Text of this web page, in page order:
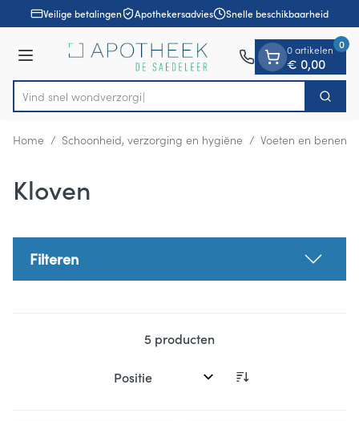
Ga naar de inhoud
1 van 1Veilige betalingen Apothekersadvies Snelle beschikbaarheid
Menu
Product, merk, categorie...
Vind snel wondve Zoek
0 artikelen
€ 0,00
0
Home / Schoonheid, verzorging en hygiëne / Voeten en benen
Kloven
Filteren
5 producten
Sorteer op: